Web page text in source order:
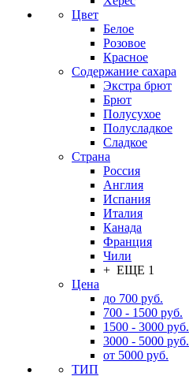
Цвет
Белое
Розовое
Красное
Содержание сахара
Экстра брют
Брют
Полусухое
Полусладкое
Сладкое
Страна
Россия
Англия
Испания
Италия
Канада
Франция
Чили
+ ЕЩЕ 1
Цена
до 700 руб.
700 - 1500 руб.
1500 - 3000 руб.
3000 - 5000 руб.
от 5000 руб.
ТИП